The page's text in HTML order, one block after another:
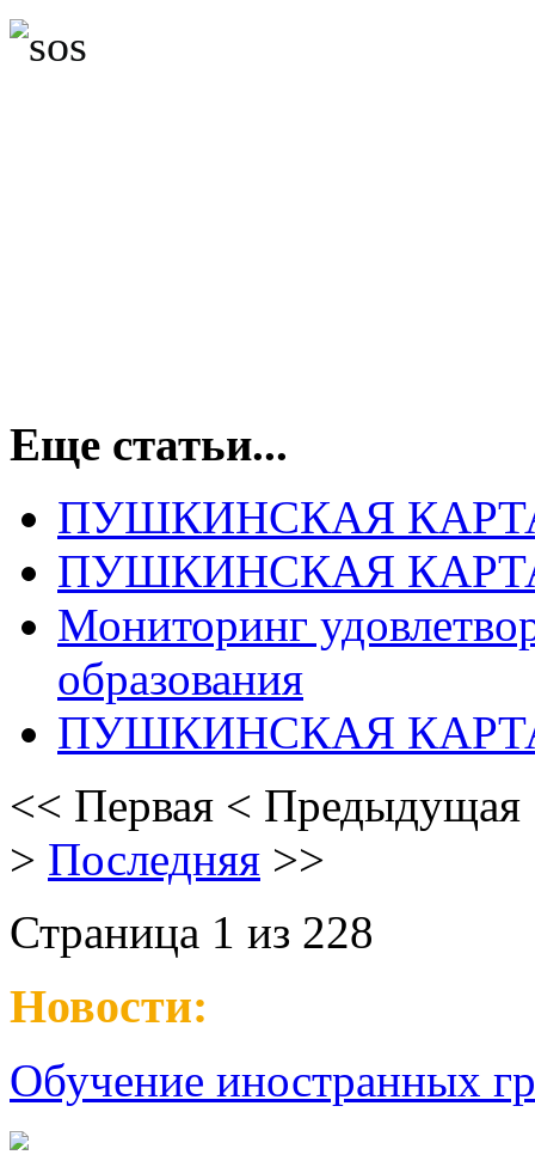
Еще статьи...
ПУШКИНСКАЯ
ПУШКИНСКАЯ
Мониторинг
образования
ПУШКИНСКАЯ
<< Первая < Предыдущая
> Последняя >>
Страница 1 из 228
Новости:
Обучение иностранных